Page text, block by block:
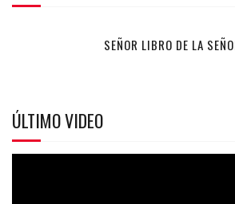
SEÑOR LIBRO DE LA
ÚLTIMO VIDEO